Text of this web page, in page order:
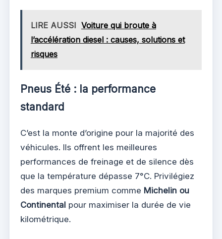
LIRE AUSSI Voiture qui broute à
l’accélération diesel : causes, solutions et
risques
Pneus Été : la performance
standard
C’est la monte d’origine pour la majorité des
véhicules. Ils offrent les meilleures
performances de freinage et de silence dès
que la température dépasse 7°C. Privilégiez
des marques premium comme Michelin ou
Continental pour maximiser la durée de vie
kilométrique.